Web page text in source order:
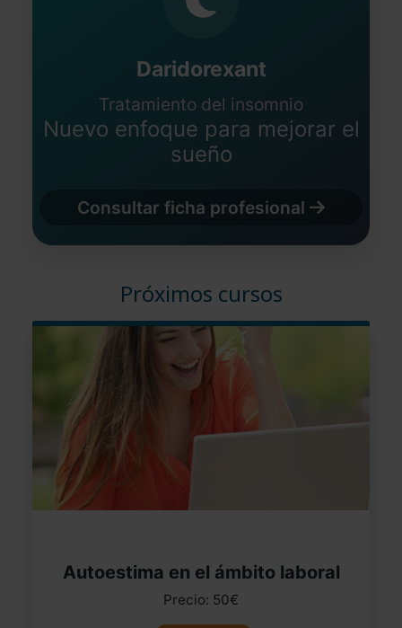
Daridorexant
Tratamiento del insomnio
Nuevo enfoque para mejorar el
sueño
Consultar ficha profesional
Próximos cursos
Autoestima en el ámbito laboral
Precio: 50€